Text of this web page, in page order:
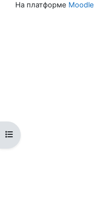
Открыть оглавление курса
На платформе Moodle